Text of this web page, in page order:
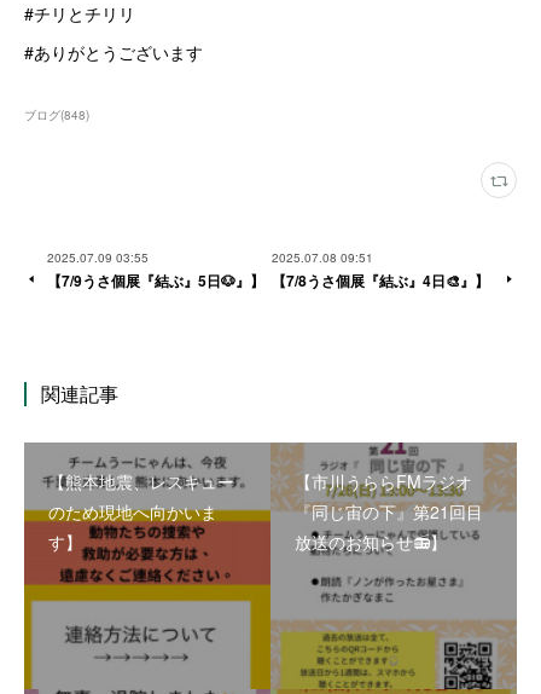
#チリとチリリ
#ありがとうございます
ブログ(848)
2025.07.09 03:55
【7/9うさ個展『結ぶ』5日🐶』】
2025.07.08 09:51
【7/8うさ個展『結ぶ』4日🎨』】
関連記事
【熊本地震、レスキュー
のため現地へ向かいま
す】
【市川うららFMラジオ
『同じ宙の下』第21回目
放送のお知らせ📻】